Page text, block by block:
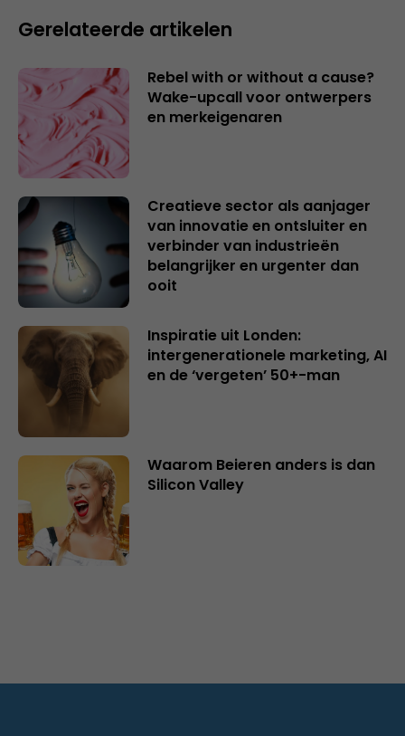
Gerelateerde artikelen
Rebel with or without a cause?
Wake-upcall voor ontwerpers
en merkeigenaren
Creatieve sector als aanjager
van innovatie en ontsluiter en
verbinder van industrieën
belangrijker en urgenter dan
ooit
Inspiratie uit Londen:
intergenerationele marketing, AI
en de ‘vergeten’ 50+-man
Waarom Beieren anders is dan
Silicon Valley